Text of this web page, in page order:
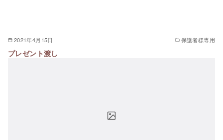
2021年4月15日 保護者様専用
プレゼント渡し